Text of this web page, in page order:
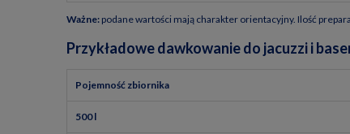
Ważne: podane wartości mają charakter orientacyjny. Ilość
Przykładowe dawkowanie do jacuzzi i
Pojemność zbiornika
500 l